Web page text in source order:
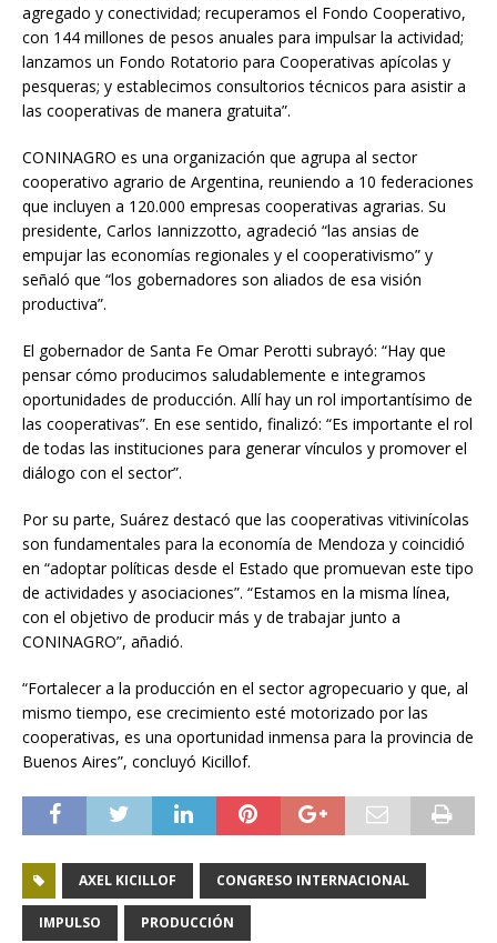
agregado y conectividad; recuperamos el Fondo Cooperativo,
con 144 millones de pesos anuales para impulsar la actividad;
lanzamos un Fondo Rotatorio para Cooperativas apícolas y
pesqueras; y establecimos consultorios técnicos para asistir a
las cooperativas de manera gratuita”.
CONINAGRO es una organización que agrupa al sector
cooperativo agrario de Argentina, reuniendo a 10 federaciones
que incluyen a 120.000 empresas cooperativas agrarias. Su
presidente, Carlos Iannizzotto, agradeció “las ansias de
empujar las economías regionales y el cooperativismo” y
señaló que “los gobernadores son aliados de esa visión
productiva”.
El gobernador de Santa Fe Omar Perotti subrayó: “Hay que
pensar cómo producimos saludablemente e integramos
oportunidades de producción. Allí hay un rol importantísimo de
las cooperativas”. En ese sentido, finalizó: “Es importante el rol
de todas las instituciones para generar vínculos y promover el
diálogo con el sector”.
Por su parte, Suárez destacó que las cooperativas vitivinícolas
son fundamentales para la economía de Mendoza y coincidió
en “adoptar políticas desde el Estado que promuevan este tipo
de actividades y asociaciones”. “Estamos en la misma línea,
con el objetivo de producir más y de trabajar junto a
CONINAGRO”, añadió.
“Fortalecer a la producción en el sector agropecuario y que, al
mismo tiempo, ese crecimiento esté motorizado por las
cooperativas, es una oportunidad inmensa para la provincia de
Buenos Aires”, concluyó Kicillof.
AXEL KICILLOF CONGRESO INTERNACIONAL
IMPULSO PRODUCCIÓN